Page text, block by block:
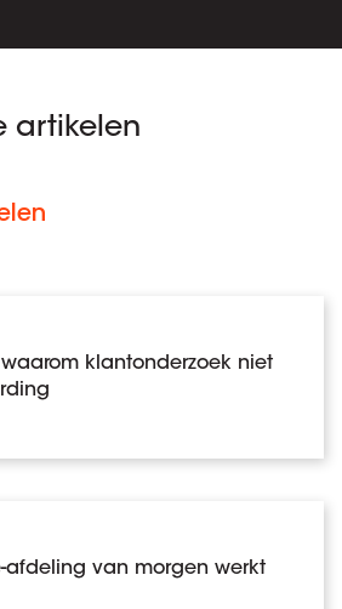
artikelen
waarom klantonderzoek niet
afdeling van morgen werkt